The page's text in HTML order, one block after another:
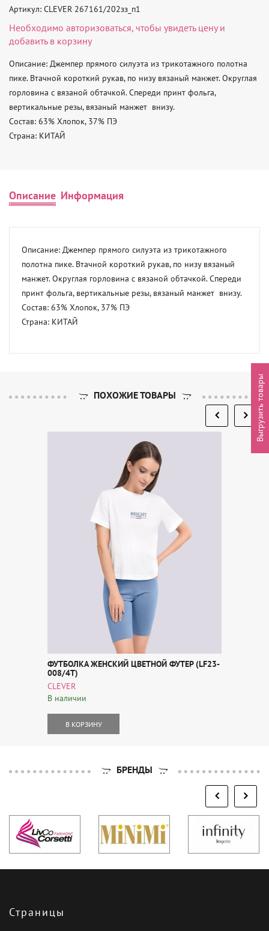
Артикул: CLEVER 267161/202зз_п1
Необходимо авторизоваться, чтобы увидеть цену и
добавить в корзину
Описание: Джемпер прямого силуэта из трикотажного полотна
пике. Втачной короткий рукав, по низу вязаный манжет. Округлая
горловина с вязаной обтачкой. Спереди принт фольга,
вертикальные резы, вязаный манжет  внизу.
Состав: 63% Хлопок, 37% ПЭ
Страна: КИТАЙ
Описание Информация
Описание: Джемпер прямого силуэта из трикотажного
полотна пике. Втачной короткий рукав, по низу вязаный
манжет. Округлая горловина с вязаной обтачкой. Спереди
принт фольга, вертикальные резы, вязаный манжет  внизу.
Состав: 63% Хлопок, 37% ПЭ
Страна: КИТАЙ
ПОХОЖИЕ ТОВАРЫ
ФУТБОЛКА ЖЕНСКИЙ ЦВЕТНОЙ ФУТЕР (LF23-
008/4Т)
CLEVER
В наличии
В КОРЗИНУ
БРЕНДЫ
Страницы
Выгрузить товары